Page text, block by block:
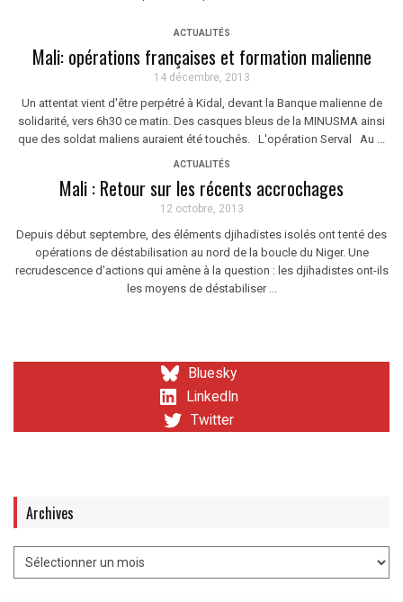
ACTUALITÉS
Mali: opérations françaises et formation malienne
14 décembre, 2013
Un attentat vient d'être perpétré à Kidal, devant la Banque malienne de
solidarité, vers 6h30 ce matin. Des casques bleus de la MINUSMA ainsi
que des soldat maliens auraient été touchés. L'opération Serval Au ...
ACTUALITÉS
Mali : Retour sur les récents accrochages
12 octobre, 2013
Depuis début septembre, des éléments djihadistes isolés ont tenté des
opérations de déstabilisation au nord de la boucle du Niger. Une
recrudescence d’actions qui amène à la question : les djihadistes ont-ils
les moyens de déstabiliser ...
Bluesky
LinkedIn
Twitter
Archives